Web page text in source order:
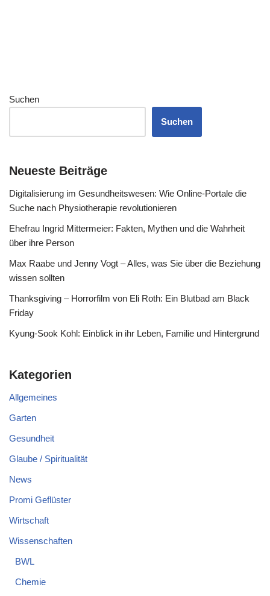
Suchen
Suchen
Neueste Beiträge
Digitalisierung im Gesundheitswesen: Wie Online-Portale die
Suche nach Physiotherapie revolutionieren
Ehefrau Ingrid Mittermeier: Fakten, Mythen und die Wahrheit
über ihre Person
Max Raabe und Jenny Vogt – Alles, was Sie über die Beziehung
wissen sollten
Thanksgiving – Horrorfilm von Eli Roth: Ein Blutbad am Black
Friday
Kyung-Sook Kohl: Einblick in ihr Leben, Familie und Hintergrund
Kategorien
Allgemeines
Garten
Gesundheit
Glaube / Spiritualität
News
Promi Geflüster
Wirtschaft
Wissenschaften
BWL
Chemie